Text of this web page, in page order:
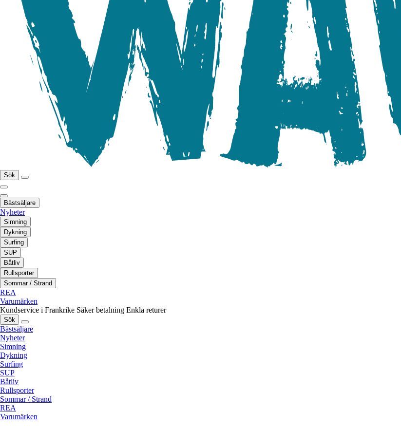
Sök
Bästsäljare
Nyheter
Simning
Dykning
Surfing
SUP
Båtliv
Rullsporter
Sommar / Strand
REA
Varumärken
Kundservice i Frankrike Säker betalning Enkla returer
Sök
Bästsäljare
Nyheter
Simning
Dykning
Surfing
SUP
Båtliv
Rullsporter
Sommar / Strand
REA
Varumärken